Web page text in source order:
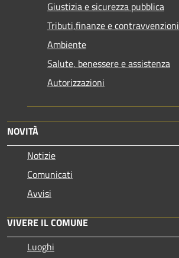
Giustizia e sicurezza pubblica
Tributi,finanze e contravvenzioni
Ambiente
Salute, benessere e assistenza
Autorizzazioni
NOVITÀ
Notizie
Comunicati
Avvisi
VIVERE IL COMUNE
Luoghi